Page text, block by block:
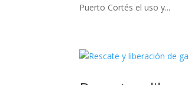
Puerto Cortés el uso y...